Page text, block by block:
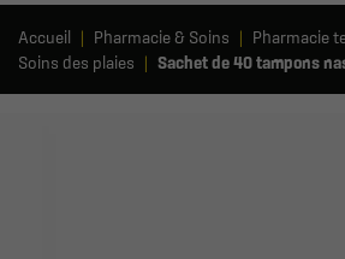
Accueil Pharmacie & Soins
Pharmacie
Soins des plaies
Sachet de 40 tampons